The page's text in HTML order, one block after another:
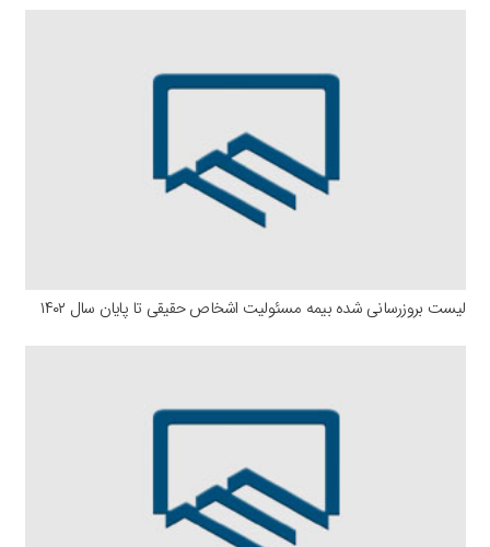
لیست بروزرسانی شده بیمه مسئولیت اشخاص حقیقی تا پایان سال ۱۴۰۲